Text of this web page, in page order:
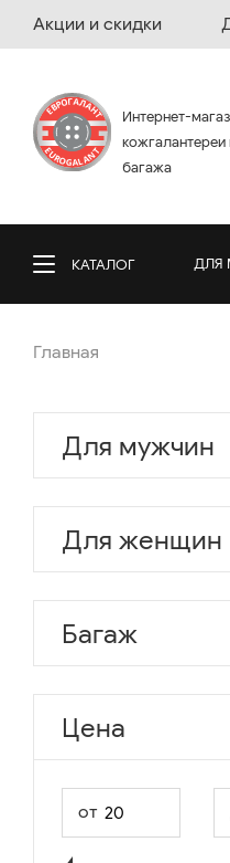
Акции и скидки
Интернет-
кожгалантереи
багажа
КАТАЛОГ ДЛЯ
Главная
Для мужчин
Для женщин
Багаж
Цена
от